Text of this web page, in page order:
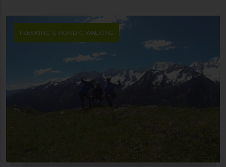
TREKKING & NORDIC WALKING